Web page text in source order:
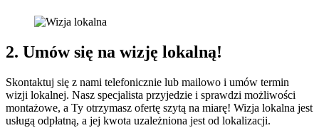
2. Umów się na wizję lokalną!
Skontaktuj się z nami telefonicznie lub mailowo i umów termin
wizji lokalnej. Nasz specjalista przyjedzie i sprawdzi możliwości
montażowe, a Ty otrzymasz ofertę szytą na miarę! Wizja lokalna jest
usługą odpłatną, a jej kwota uzależniona jest od lokalizacji.